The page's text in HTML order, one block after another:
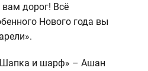
дорог! Всё
Нового года вы
и шарф» – Ашан